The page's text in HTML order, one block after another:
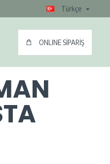
Türkçe
ONLINE SİPARİŞ